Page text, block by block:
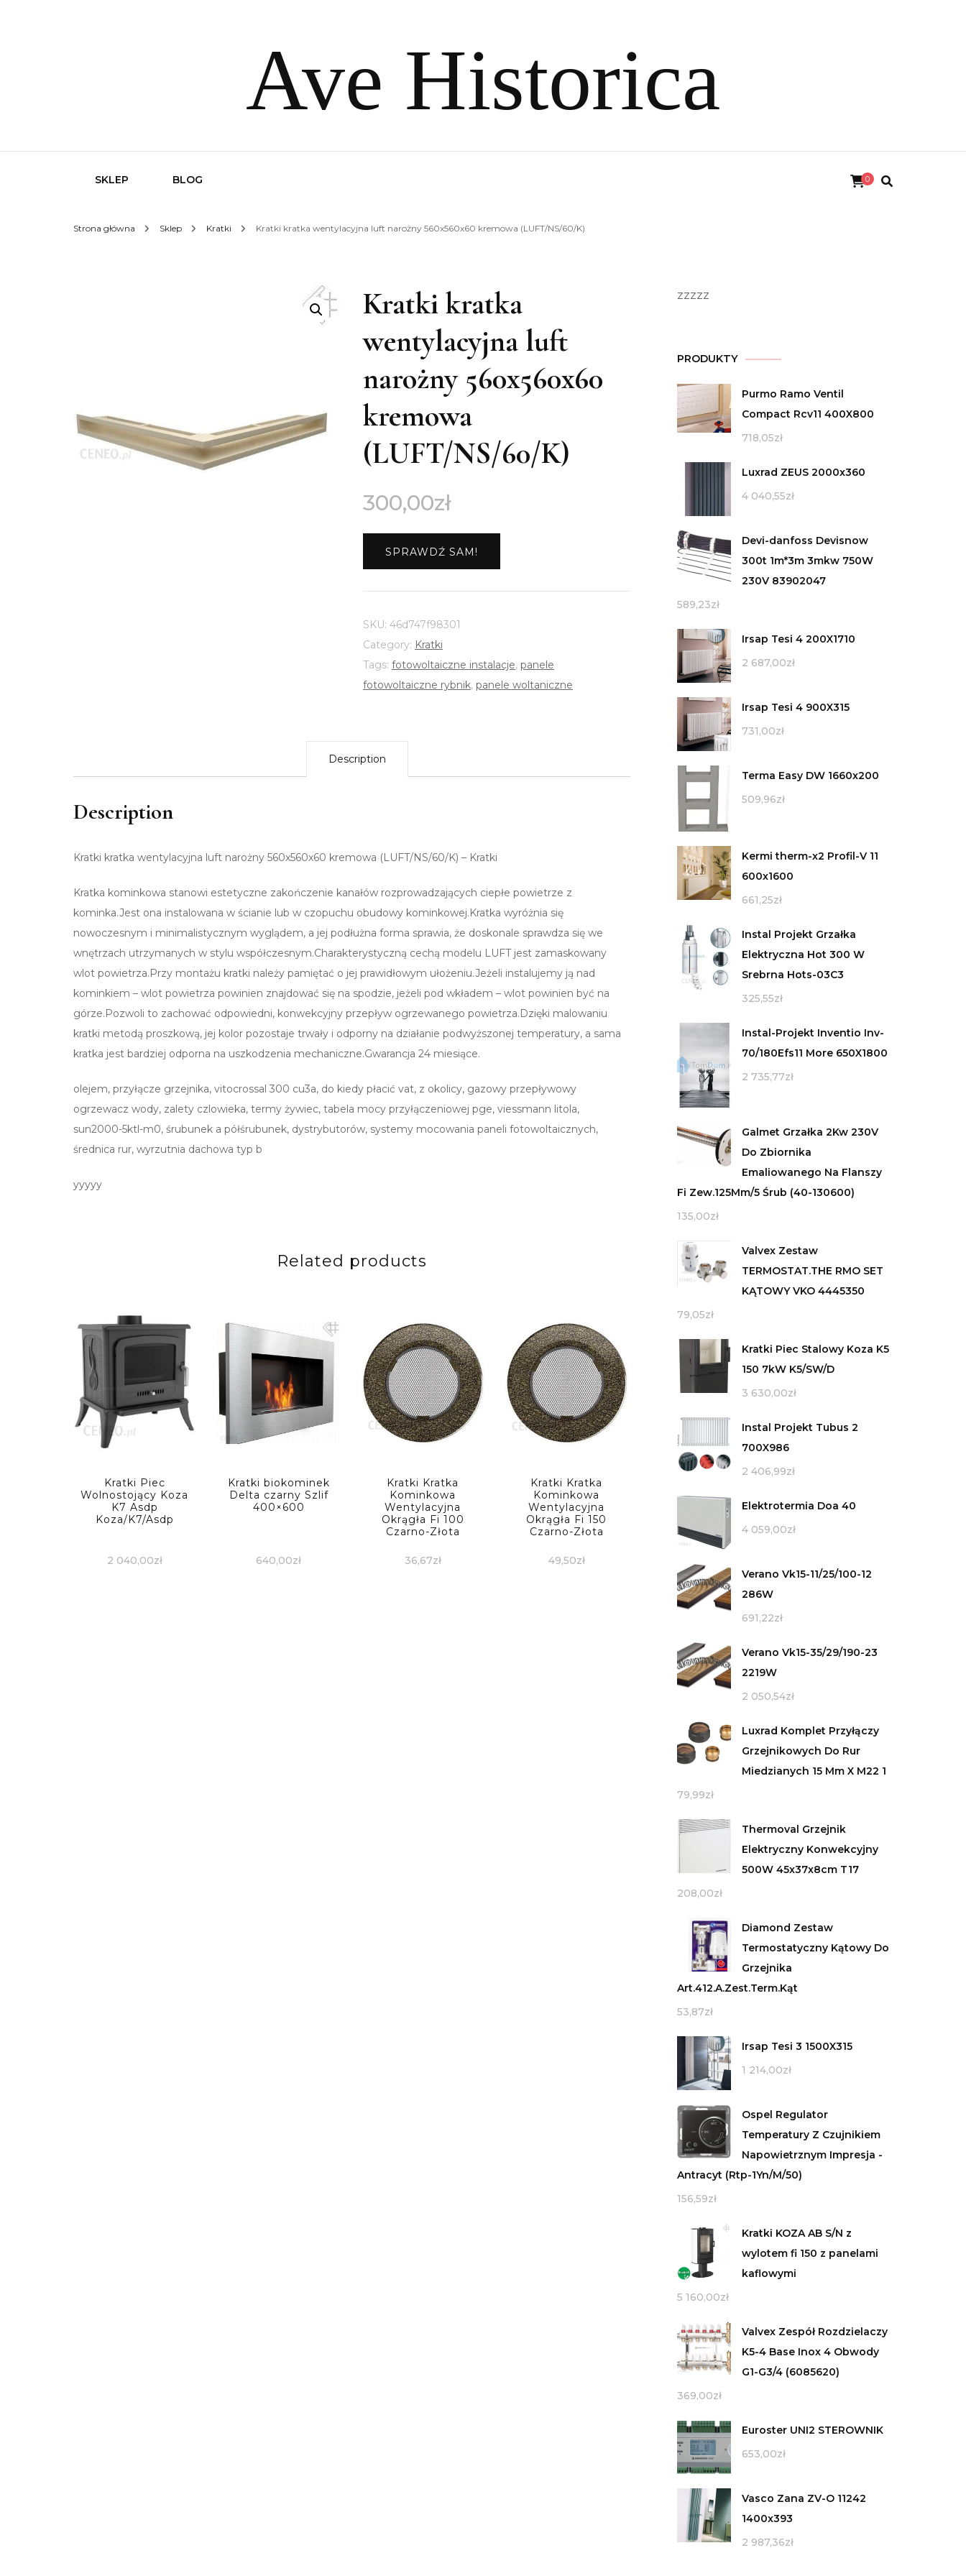
Ave Historica
SKLEP BLOG 0
Strona główna Sklep Kratki Kratki kratka wentylacyjna luft narożny 560x560x60 kremowa (LUFT/NS/60/K)
Kratki kratka
wentylacyjna luft
narożny 560x560x60
kremowa
(LUFT/NS/60/K)
300,00zł
SPRAWDŹ SAM!
SKU: 46d747f98301
Category: Kratki
Tags: fotowoltaiczne instalacje, panele
fotowoltaiczne rybnik, panele woltaniczne
Description
Description
Kratki kratka wentylacyjna luft narożny 560x560x60 kremowa (LUFT/NS/60/K) – Kratki
Kratka kominkowa stanowi estetyczne zakończenie kanałów rozprowadzających ciepłe powietrze z
kominka.Jest ona instalowana w ścianie lub w czopuchu obudowy kominkowej.Kratka wyróżnia się
nowoczesnym i minimalistycznym wyglądem, a jej podłużna forma sprawia, że doskonale sprawdza się we
wnętrzach utrzymanych w stylu współczesnym.Charakterystyczną cechą modelu LUFT jest zamaskowany
wlot powietrza.Przy montażu kratki należy pamiętać o jej prawidłowym ułożeniu.Jeżeli instalujemy ją nad
kominkiem – wlot powietrza powinien znajdować się na spodzie, jeżeli pod wkładem – wlot powinien być na
górze.Pozwoli to zachować odpowiedni, konwekcyjny przepływ ogrzewanego powietrza.Dzięki malowaniu
kratki metodą proszkową, jej kolor pozostaje trwały i odporny na działanie podwyższonej temperatury, a sama
kratka jest bardziej odporna na uszkodzenia mechaniczne.Gwarancja 24 miesiące.
olejem, przyłącze grzejnika, vitocrossal 300 cu3a, do kiedy płacić vat, z okolicy, gazowy przepływowy
ogrzewacz wody, zalety czlowieka, termy żywiec, tabela mocy przyłączeniowej pge, viessmann litola,
sun2000-5ktl-m0, śrubunek a półśrubunek, dystrybutorów, systemy mocowania paneli fotowoltaicznych,
średnica rur, wyrzutnia dachowa typ b
yyyyy
Related products
Kratki Piec
Wolnostojący Koza
K7 Asdp
Koza/K7/Asdp
2 040,00zł
Kratki biokominek
Delta czarny Szlif
400×600
640,00zł
Kratki Kratka
Kominkowa
Wentylacyjna
Okrągła Fi 100
Czarno-Złota
36,67zł
Kratki Kratka
Kominkowa
Wentylacyjna
Okrągła Fi 150
Czarno-Złota
49,50zł
zzzzz
PRODUKTY
Purmo Ramo Ventil
Compact Rcv11 400X800
718,05zł
Luxrad ZEUS 2000x360
4 040,55zł
Devi-danfoss Devisnow
300t 1m*3m 3mkw 750W
230V 83902047
589,23zł
Irsap Tesi 4 200X1710
2 687,00zł
Irsap Tesi 4 900X315
731,00zł
Terma Easy DW 1660x200
509,96zł
Kermi therm-x2 Profil-V 11
600x1600
661,25zł
Instal Projekt Grzałka
Elektryczna Hot 300 W
Srebrna Hots-03C3
325,55zł
Instal-Projekt Inventio Inv-
70/180Efs11 More 650X1800
2 735,77zł
Galmet Grzałka 2Kw 230V
Do Zbiornika
Emaliowanego Na Flanszy
Fi Zew.125Mm/5 Śrub (40-130600)
135,00zł
Valvex Zestaw
TERMOSTAT.THE RMO SET
KĄTOWY VKO 4445350
79,05zł
Kratki Piec Stalowy Koza K5
150 7kW K5/SW/D
3 630,00zł
Instal Projekt Tubus 2
700X986
2 406,99zł
Elektrotermia Doa 40
4 059,00zł
Verano Vk15-11/25/100-12
286W
691,22zł
Verano Vk15-35/29/190-23
2219W
2 050,54zł
Luxrad Komplet Przyłączy
Grzejnikowych Do Rur
Miedzianych 15 Mm X M22 1
79,99zł
Thermoval Grzejnik
Elektryczny Konwekcyjny
500W 45x37x8cm T17
208,00zł
Diamond Zestaw
Termostatyczny Kątowy Do
Grzejnika
Art.412.A.Zest.Term.Kąt
53,87zł
Irsap Tesi 3 1500X315
1 214,00zł
Ospel Regulator
Temperatury Z Czujnikiem
Napowietrznym Impresja -
Antracyt (Rtp-1Yn/M/50)
156,59zł
Kratki KOZA AB S/N z
wylotem fi 150 z panelami
kaflowymi
5 160,00zł
Valvex Zespół Rozdzielaczy
K5-4 Base Inox 4 Obwody
G1-G3/4 (6085620)
369,00zł
Euroster UNI2 STEROWNIK
653,00zł
Vasco Zana ZV-O 11242
1400x393
2 987,36zł